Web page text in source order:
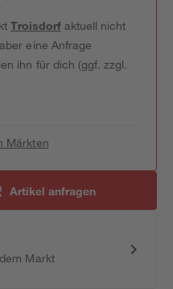
Troisdorfaktuell nicht
eine Anfrage
ihn für dich (ggf. zzgl.
Märkten
Artikel anfragen
Markt